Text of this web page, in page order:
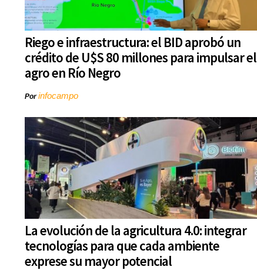
Riego e infraestructura: el BID aprobó un
crédito de U$S 80 millones para impulsar el
agro en Río Negro
Porinfocampo
La evolución de la agricultura 4.0: integrar
tecnologías para que cada ambiente
exprese su mayor potencial